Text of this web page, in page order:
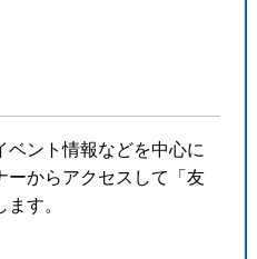
ベント情報などを中心に
ーからアクセスして「友
す。